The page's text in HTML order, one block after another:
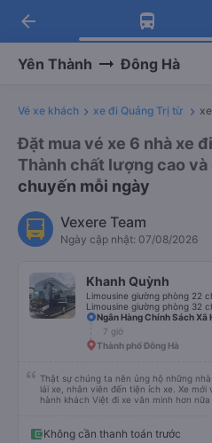
Tải app Vexere
Nhận ưu đãi thành
Tải app Vexere
-30k/ghế khi đặt
arrow_back
Yên Thành Đông Hà
Vé xe khách xe đi Quảng Trị từ
Đặt mua vé xe 6 nhà xe
Thành chất lượng cao
chuyến mỗi ngày
Vexere Team
Ngày cập nhật: 07/08/2026
Khanh Quỳnh
Ngân Hàng Chính Sách Xã
7 giờ
Thành phố Đông Hà
Thật sự chúng ta nên ủng hộ những
lái xe, nhân viên đến tiện ích xe. Xe
hành khách Việt đi xe văn minh hơn nữa
Không cần thanh toán trước